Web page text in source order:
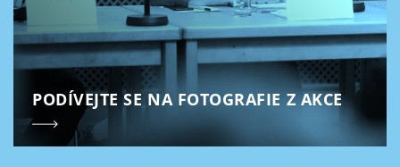
PODÍVEJTE SE NA FOTOGRAFIE Z AKCE